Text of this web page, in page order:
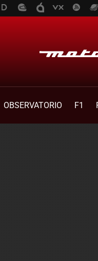
OBSERVATORIO F1